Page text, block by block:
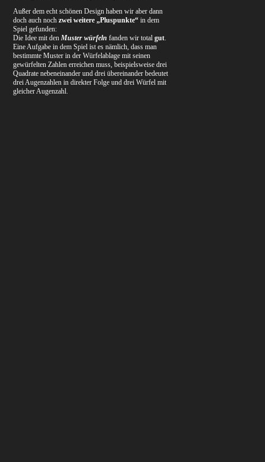
Außer dem echt schönen Design haben wir aber dann
doch auch nochzwei weitere „Pluspunkte“ in dem
Spiel gefunden:
Die Idee mit denMuster würfeln fanden wir totalgut.
Eine Aufgabe in dem Spiel ist es nämlich, dass man
bestimmte Muster in der Würfelablage mit seinen
gewürfelten Zahlen erreichen muss, beispielsweise drei
Quadrate nebeneinander und drei übereinander bedeutet
drei Augenzahlen in direkter Folge und drei Würfel mit
gleicher Augenzahl.